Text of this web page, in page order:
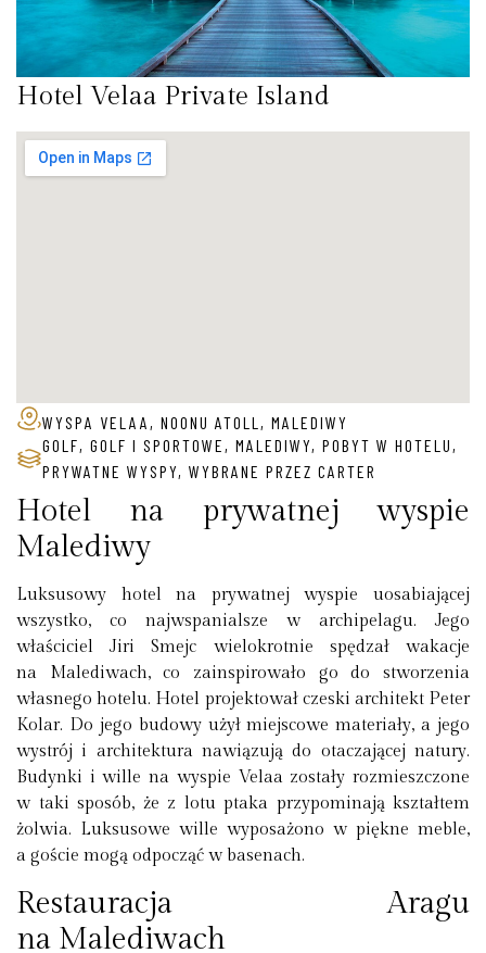
Hotel Velaa Private Island
WYSPA VELAA, NOONU ATOLL, MALEDIWY
GOLF, GOLF I SPORTOWE , MALEDIWY, POBYT W HOTELU ,
PRYWATNE WYSPY, WYBRANE PRZEZ CARTER
Hotel na prywatnej wyspie
Malediwy
Luksusowy hotel na prywatnej wyspie uosabiającej
wszystko, co najwspanialsze w archipelagu. Jego
właściciel Jiri Smejc wielokrotnie spędzał wakacje
na Malediwach, co zainspirowało go do stworzenia
własnego hotelu. Hotel projektował czeski architekt Peter
Kolar. Do jego budowy użył miejscowe materiały, a jego
wystrój i architektura nawiązują do otaczającej natury.
Budynki i wille na wyspie Velaa zostały rozmieszczone
w taki sposób, że z lotu ptaka przypominają kształtem
żolwia. Luksusowe wille wyposażono w piękne meble,
a goście mogą odpocząć w basenach.
Restauracja Aragu
na Malediwach